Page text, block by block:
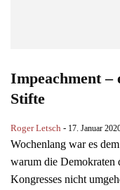
Impeachment
Stifte
Roger Letsch - 17. Januar
Wochenlang war es
warum die Demokraten
Kongresses nicht